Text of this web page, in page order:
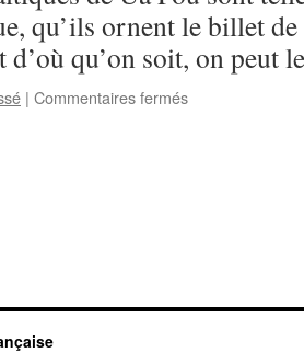
qu’ils ornent le billet
qu’on soit, on peut
| Commentaires fermés